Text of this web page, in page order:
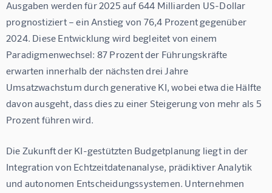
Ausgaben werden für 2025 auf 644 Milliarden US-Dollar
prognostiziert – ein Anstieg von 76,4 Prozent gegenüber
2024. Diese Entwicklung wird begleitet von einem
Paradigmenwechsel: 87 Prozent der Führungskräfte
erwarten innerhalb der nächsten drei Jahre
Umsatzwachstum durch generative KI, wobei etwa die Hälfte
davon ausgeht, dass dies zu einer Steigerung von mehr als 5
Prozent führen wird.
Die Zukunft der KI-gestützten Budgetplanung liegt in der
Integration von Echtzeitdatenanalyse, prädiktiver Analytik
und autonomen Entscheidungssystemen. Unternehmen